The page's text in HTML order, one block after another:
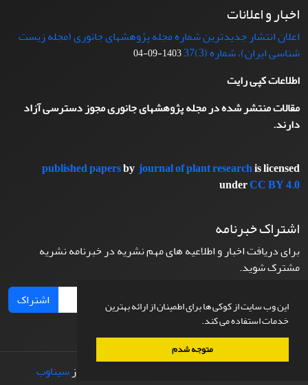
این وب سایت از کوکی ها برای اطمینان از ارائه بهترین
خدمات استفاده می کند.
متوجه شدم
اخبار و اعلانات
اعلان انتشار جدیدترین شماره مجله پژوهشهای جانوری (مجله زیست
شناسی ایران)، شماره (3)37
1403-09-04
اطلاعات کپی رایت
مقالات منتشر شده در مجله پژوهشهای جانوری مجوز دسترسی آزاد
دارند.
published papersbyjournal of plant researchis licensed
underCC BY 4.0
اشتراک خبرنامه
برای دریافت اخبار و اطلاعیه های مهم نشریه در خبرنامه نشریه
مشترک شوید.
اشتراک
طراحی و پیاده سازی ازسیناوب